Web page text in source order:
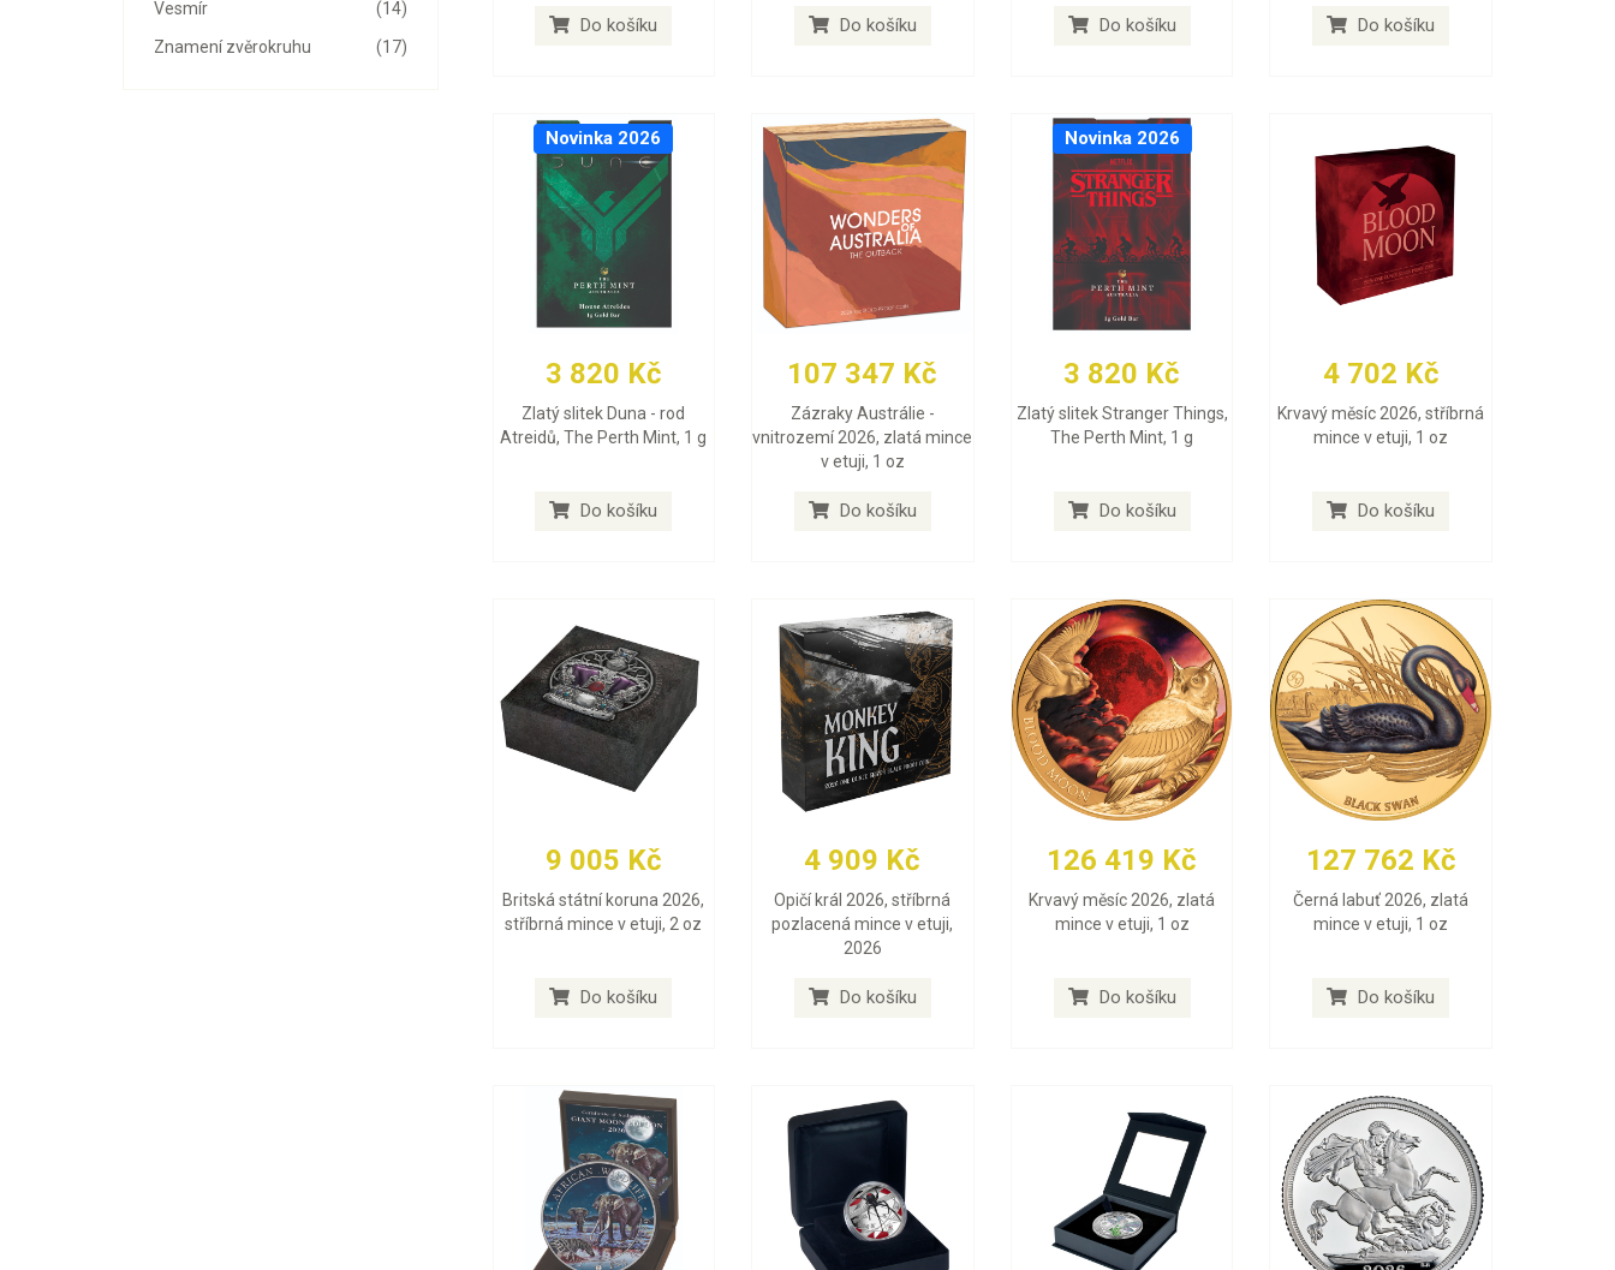
(14)
Vesmír
(17)
Znamení zvěrokruhu
Do košíku Do košíku Do košíku Do košíku
Novinka 2026
3 820 Kč
Zlatý slitek Duna - rod
Atreidů, The Perth Mint, 1 g
Do košíku
107 347 Kč
Zázraky Austrálie -
vnitrozemí 2026, zlatá mince
v etuji, 1 oz
Do košíku
Novinka 2026
3 820 Kč
Zlatý slitek Stranger Things,
The Perth Mint, 1 g
Do košíku
4 702 Kč
Krvavý měsíc 2026, stříbrná
mince v etuji, 1 oz
Do košíku
9 005 Kč
Britská státní koruna 2026,
stříbrná mince v etuji, 2 oz
Do košíku
4 909 Kč
Opičí král 2026, stříbrná
pozlacená mince v etuji,
2026
Do košíku
126 419 Kč
Krvavý měsíc 2026, zlatá
mince v etuji, 1 oz
Do košíku
127 762 Kč
Černá labuť 2026, zlatá
mince v etuji, 1 oz
Do košíku